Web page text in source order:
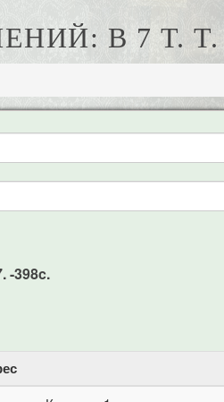
В 7 Т. Т.
-398c.